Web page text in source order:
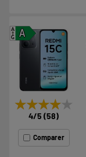
A
A
G
★★★★★
★★★★★
4/5 (58)
Comparer